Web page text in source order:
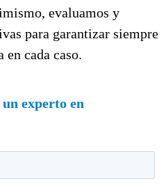
evaluamos y
para garantizar siempre
en cada caso.
experto en